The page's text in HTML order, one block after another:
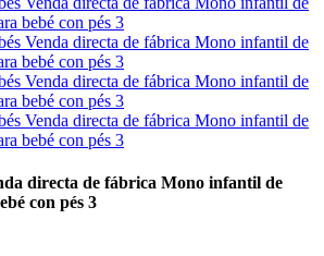
directa de fábrica Mono infantil de
con pés 3